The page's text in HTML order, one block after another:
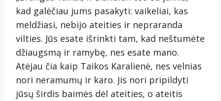
kad galėčiau jums pasakyti: vaikeliai, kas
meldžiasi, nebijo ateities ir nepraranda
vilties. Jūs esate išrinkti tam, kad neštumėte
džiaugsmą ir ramybę, nes esate mano.
Atėjau čia kaip Taikos Karalienė, nes velnias
nori neramumų ir karo. Jis nori pripildyti
jūsų širdis baimės dėl ateities, o ateitis